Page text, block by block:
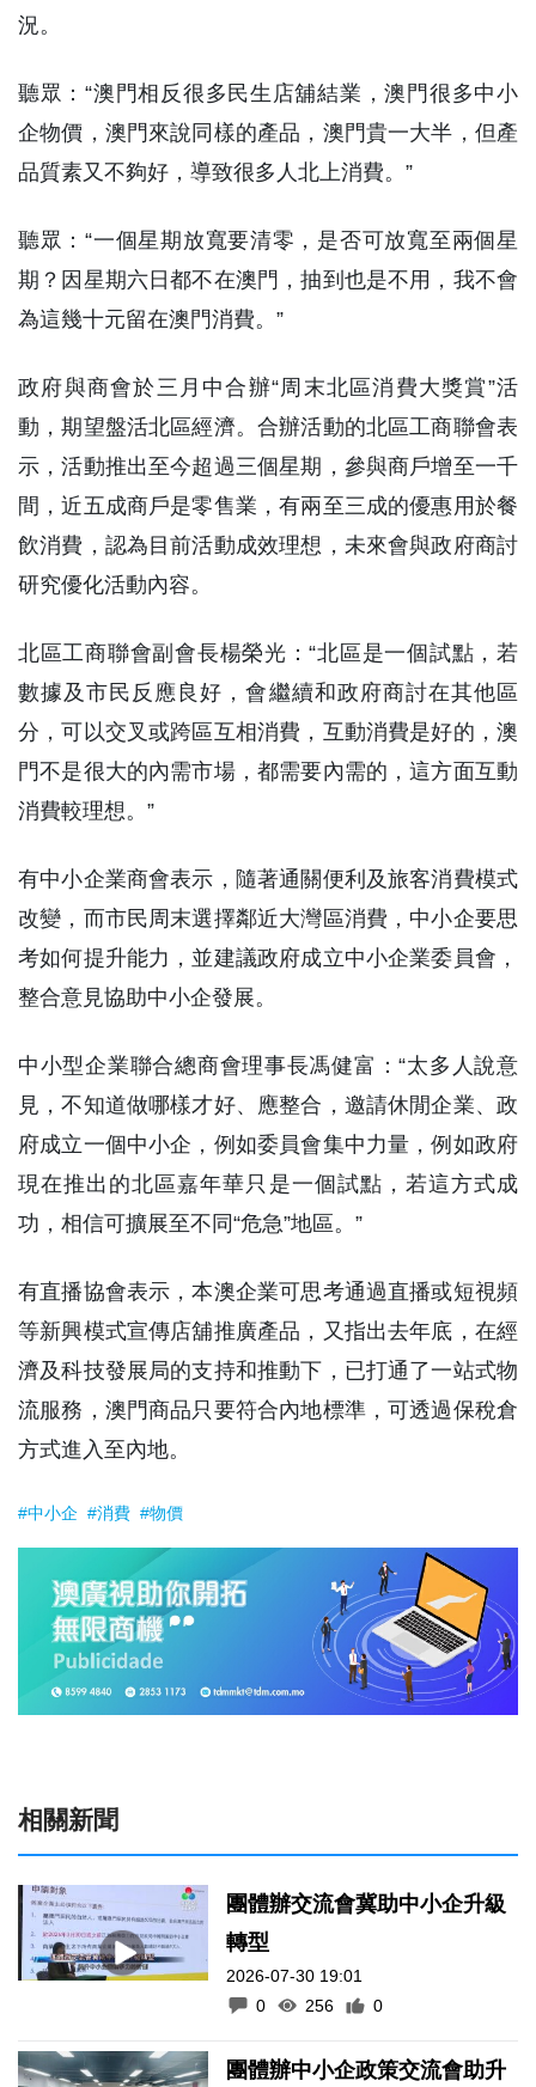
況。
聽眾：“澳門相反很多民生店舖結業，澳門很多中小
企物價，澳門來說同樣的產品，澳門貴一大半，但產
品質素又不夠好，導致很多人北上消費。”
聽眾：“一個星期放寬要清零，是否可放寬至兩個星
期？因星期六日都不在澳門，抽到也是不用，我不會
為這幾十元留在澳門消費。”
政府與商會於三月中合辦“周末北區消費大獎賞”活
動，期望盤活北區經濟。合辦活動的北區工商聯會表
示，活動推出至今超過三個星期，參與商戶增至一千
間，近五成商戶是零售業，有兩至三成的優惠用於餐
飲消費，認為目前活動成效理想，未來會與政府商討
研究優化活動內容。
北區工商聯會副會長楊榮光：“北區是一個試點，若
數據及市民反應良好，會繼續和政府商討在其他區
分，可以交叉或跨區互相消費，互動消費是好的，澳
門不是很大的內需市場，都需要內需的，這方面互動
消費較理想。”
有中小企業商會表示，隨著通關便利及旅客消費模式
改變，而市民周末選擇鄰近大灣區消費，中小企要思
考如何提升能力，並建議政府成立中小企業委員會，
整合意見協助中小企發展。
中小型企業聯合總商會理事長馮健富：“太多人說意
見，不知道做哪樣才好、應整合，邀請休閒企業、政
府成立一個中小企，例如委員會集中力量，例如政府
現在推出的北區嘉年華只是一個試點，若這方式成
功，相信可擴展至不同“危急”地區。”
有直播協會表示，本澳企業可思考通過直播或短視頻
等新興模式宣傳店舖推廣產品，又指出去年底，在經
濟及科技發展局的支持和推動下，已打通了一站式物
流服務，澳門商品只要符合內地標準，可透過保稅倉
方式進入至內地。
#中小企 #消費 #物價
相關新聞
團體辦交流會冀助中小企升級
轉型
2026-07-30 19:01
0
256 0
團體辦中小企政策交流會助升